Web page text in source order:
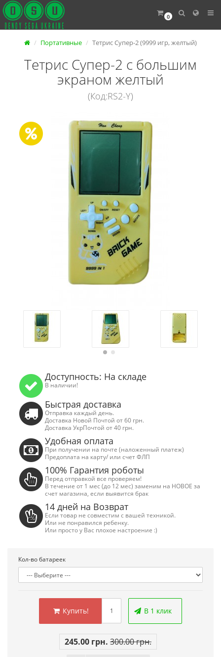
0
Сега Мега Драйв 2 (ОРИГИНАЛЬНОЕ
Купить!
Код товара:832
79 отзывов
Сега МД 1 HD
Портативные Тетрис Супер-2 (9999 игр, желтый)
Тетрис Супер-2 с большим
экраном желтый
(Код:RS2-Y)
Доступность: На складе
В наличии!
Быстрая доставка
Отправка каждый день.
Доставка Новой Почтой от 60 грн.
Доставка УкрПочтой от 40 грн.
Удобная оплата
При получении на почте (наложенный платеж)
Предоплата на карту/ или счет ФЛП
100% Гарантия роботы
Перед отправкой все проверяем!
В течение от 1 мес (до 12 мес) заменим на НОВОЕ за
счет магазина, если выявится брак
14 дней на Возврат
Если товар не совместим с вашей техникой.
Или не понравился ребенку.
Или просто у Вас плохое настроение :)
Кол-во батареек
Купить! В 1 клик
245.00 грн. 300.00 грн.